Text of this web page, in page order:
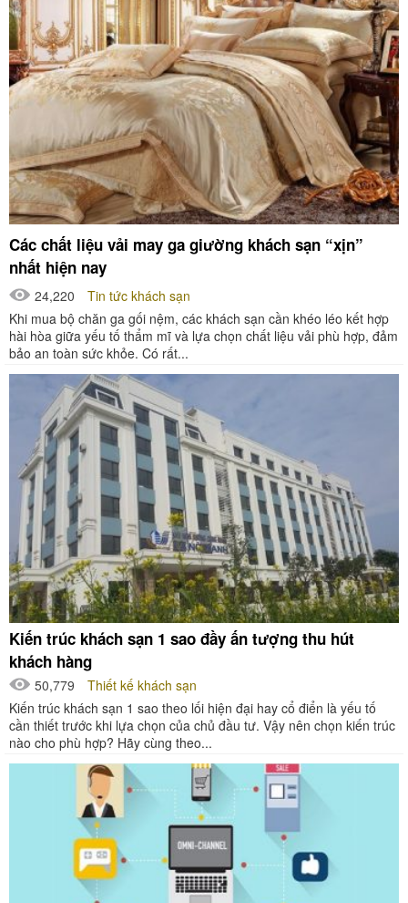
Các chất liệu vải may ga giường khách sạn “xịn”
nhất hiện nay
24,220
Tin tức khách sạn
Khi mua bộ chăn ga gối nệm, các khách sạn cần khéo léo kết hợp
hài hòa giữa yếu tố thẩm mĩ và lựa chọn chất liệu vải phù hợp, đảm
bảo an toàn sức khỏe. Có rất...
Kiến trúc khách sạn 1 sao đầy ấn tượng thu hút
khách hàng
50,779
Thiết kế khách sạn
Kiến trúc khách sạn 1 sao theo lối hiện đại hay cổ điển là yếu tố
cần thiết trước khi lựa chọn của chủ đầu tư. Vậy nên chọn kiến trúc
nào cho phù hợp? Hãy cùng theo...